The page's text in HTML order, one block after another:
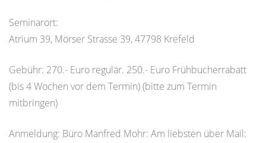
Seminarort:
Atrium 39, Mörser Strasse 39, 47798 Krefeld
Gebühr: 270.- Euro regulär. 250.- Euro Frühbucherrabatt
(bis 4 Wochen vor dem Termin) (bitte zum Termin
mitbringen)
Anmeldung: Büro Manfred Mohr: Am liebsten über Mail: